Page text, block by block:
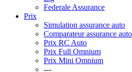
Federale Assurance
Prix
Simulation assurance auto
Comparateur assurance auto
Prix RC Auto
Prix Full Omnium
Prix Mini Omnium
---